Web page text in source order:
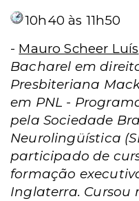
10h40 às 11h50
- Mauro Scheer Luís
Bacharel em
Presbiteriana
em PNL -
pela Sociedade
Neurolingüística
participado de
formação
Inglaterra. Cursou